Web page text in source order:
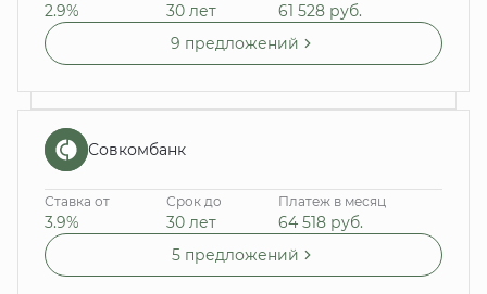
2.9% 30 лет 61 528 руб.
9 предложений
Совкомбанк
Ставка от
3.9%
Срок до
30 лет
Платеж в месяц
64 518 руб.
5 предложений